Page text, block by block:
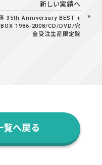
新しい実績へ
35th Anniversary BEST +
BOX 1986-2008/CD/DVD/完
全受注生産限定盤
覧へ戻る